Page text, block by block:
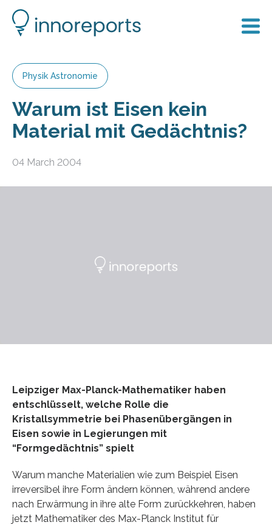
Physik Astronomie
Warum ist Eisen kein
Material mit Gedächtnis?
04 March 2004
Leipziger Max-Planck-Mathematiker haben
entschlüsselt, welche Rolle die
Kristallsymmetrie bei Phasenübergängen in
Eisen sowie in Legierungen mit
“Formgedächtnis” spielt
Warum manche Materialien wie zum Beispiel Eisen
irreversibel ihre Form ändern können, während andere
nach Erwärmung in ihre alte Form zurückkehren, haben
jetzt Mathematiker des Max-Planck Institut für